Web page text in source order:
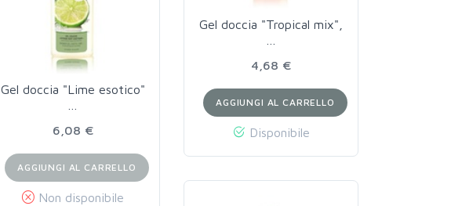
Gel doccia "Tropical mix",
4,68 €
AGGIUNGI AL CARRELLO
Disponibile
Gel doccia "Lime esotico"
6,08 €
AGGIUNGI AL CARRELLO
Non disponibile